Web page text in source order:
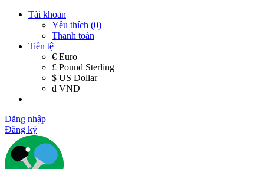
Tài khoản
Yêu thích (0)
Thanh toán
Tiền tệ
€ Euro
£ Pound Sterling
$ US Dollar
đ VND
Đăng nhập
Đăng ký